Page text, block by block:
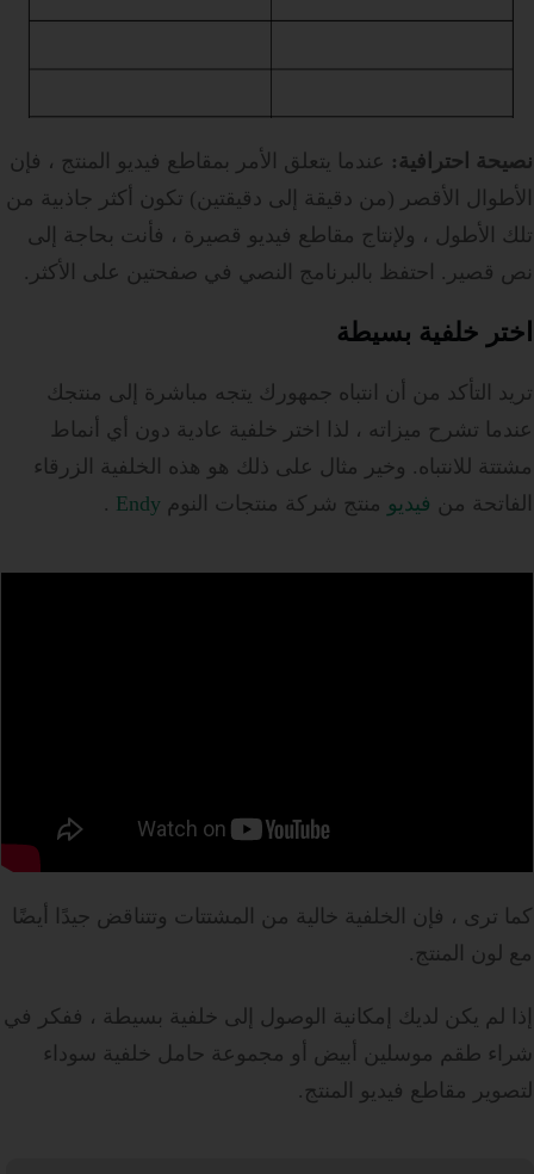
نصيحة احترافية: عندما يتعلق الأمر بمقاطع فيديو المنتج ، فإن
الأطوال الأقصر (من دقيقة إلى دقيقتين) تكون أكثر جاذبية من
تلك الأطول ، ولإنتاج مقاطع فيديو قصيرة ، فأنت بحاجة إلى
نص قصير. احتفظ بالبرنامج النصي في صفحتين على الأكثر.
اختر خلفية بسيطة
تريد التأكد من أن انتباه جمهورك يتجه مباشرة إلى منتجك
عندما تشرح ميزاته ، لذا اختر خلفية عادية دون أي أنماط
مشتتة للانتباه. وخير مثال على ذلك هو هذه الخلفية الزرقاء
الفاتحة من فيديو منتج شركة منتجات النوم Endy
.
كما ترى ، فإن الخلفية خالية من المشتتات وتتناقض جيدًا أيضًا
مع لون المنتج.
إذا لم يكن لديك إمكانية الوصول إلى خلفية بسيطة ، ففكر في
شراء طقم موسلين أبيض أو مجموعة حامل خلفية سوداء
لتصوير مقاطع فيديو المنتج.